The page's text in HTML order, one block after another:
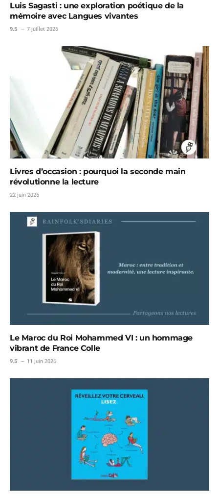
Luis Sagasti : une exploration poétique de la
mémoire avec Langues vivantes
9.5 7 juillet 2026
Livres d’occasion : pourquoi la seconde main
révolutionne la lecture
22 juin 2026
Le Maroc du Roi Mohammed VI : un hommage
vibrant de France Colle
9.5 11 juin 2026